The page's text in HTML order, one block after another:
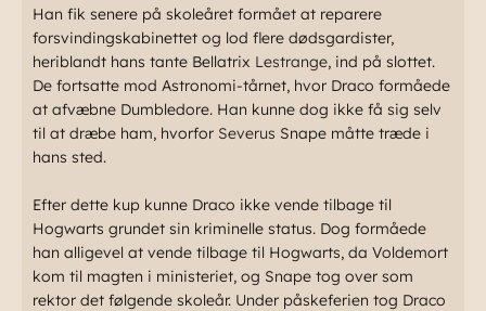
Han fik senere på skoleåret formået at reparere
forsvindingskabinettet og lod flere dødsgardister,
heriblandt hans tante Bellatrix Lestrange, ind på slottet.
De fortsatte mod Astronomi-tårnet, hvor Draco formåede
at afvæbne Dumbledore. Han kunne dog ikke få sig selv
til at dræbe ham, hvorfor Severus Snape måtte træde i
hans sted.
Efter dette kup kunne Draco ikke vende tilbage til
Hogwarts grundet sin kriminelle status. Dog formåede
han alligevel at vende tilbage til Hogwarts, da Voldemort
kom til magten i ministeriet, og Snape tog over som
rektor det følgende skoleår. Under påskeferien tog Draco